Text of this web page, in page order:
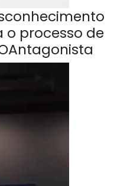
o processo de